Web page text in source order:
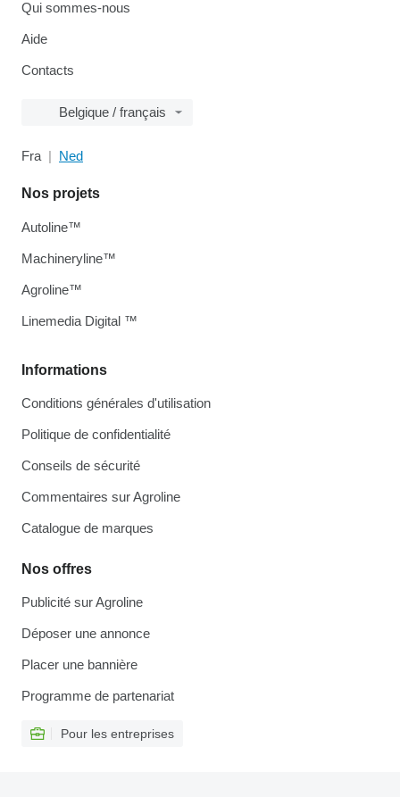
Qui sommes-nous
Aide
Contacts
Belgique / français
Fra Ned
Informations
Conditions générales d'utilisation
Politique de confidentialité
Conseils de sécurité
Commentaires sur Agroline
Catalogue de marques
Nos offres
Publicité sur Agroline
Déposer une annonce
Placer une bannière
Programme de partenariat
Pour les entreprises
Nos projets
Autoline™
Machineryline™
Agroline™
Linemedia Digital ™